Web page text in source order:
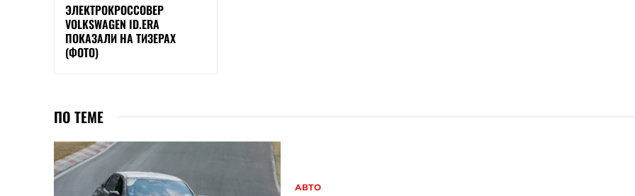
ЭЛЕКТРОКРОССОВЕР
VOLKSWAGEN ID.ERA
ПОКАЗАЛИ НА ТИЗЕРАХ
(ФОТО)
ПО ТЕМЕ
АВТО